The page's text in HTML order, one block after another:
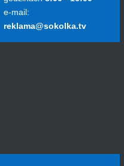
e-mail:
reklama@sokolka.tv